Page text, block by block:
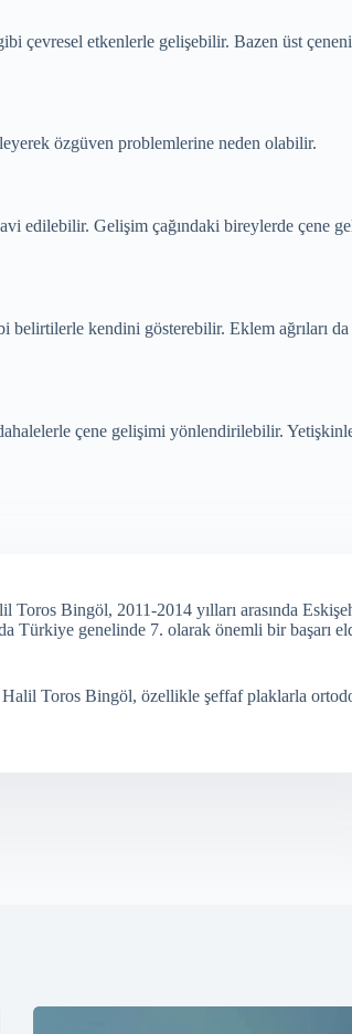
çevresel etkenlerle gelişebilir. Bazen üst
özgüven problemlerine neden olabilir.
edilebilir. Gelişim çağındaki bireylerde çene
kendini gösterebilir. Eklem ağrıları da
çene gelişimi yönlendirilebilir.
Bingöl, 2011-2014 yılları arasında
Türkiye genelinde 7. olarak önemli bir başarı
Halil Toros Bingöl, özellikle şeffaf plaklarla